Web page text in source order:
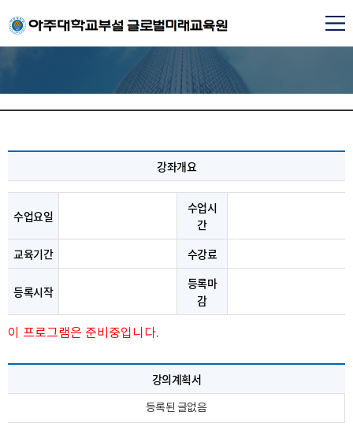
강좌개요
수업요일
수업시
간
교육기간
수강료
등록시작
등록마
감
이 프로그램은 준비중입니다.
강의계획서
등록된 글없음